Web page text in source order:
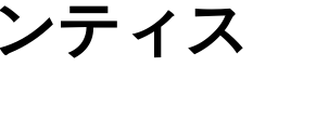
ティス